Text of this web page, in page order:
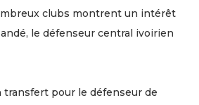
clubs montrent un intérêt
le défenseur central ivoirien
transfert pour le défenseur de